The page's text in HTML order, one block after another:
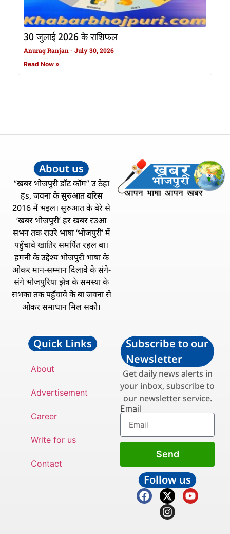
30 जुलाई 2026 के राशिफल
Anurag Ranjan July 30, 2026
Read Now »
About us
“खबर भोजपुरी डॉट कॉम” उ ठेहा
हs, जवना के सुरुआत बरिस
2016 में भइल। सुरुआत के बेरे से
‘खबर भोजपुरी’ हर खबर रउआ
सभन तक राउरे भाषा ‘भोजपुरी’ में
पहुँचावे खातिर समर्पित रहल बा।
हमनी के उद्देश्य भोजपुरी भाषा के
ओकर मान-सम्मान दिलावे के संगे-
संगे भोजपुरिया झेत्र के समस्या के
सभका तक पहुँचावे के बा जवना से
ओकर समाधान मिल सको।
Quick Links
About
Advertisement
Career
Write for us
Contact
Subscribe to our
Newsletter
Get daily news alerts in
your inbox, subscribe to
our newsletter service.
Email
Send
Follow us